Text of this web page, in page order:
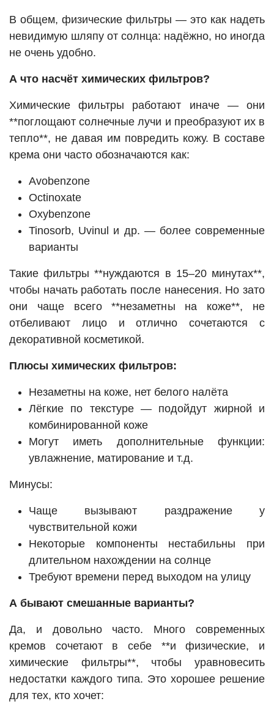
В общем, физические фильтры — это как надеть
невидимую шляпу от солнца: надёжно, но иногда
не очень удобно.
А что насчёт химических фильтров?
Химические фильтры работают иначе — они
**поглощают солнечные лучи и преобразуют их в
тепло**, не давая им повредить кожу. В составе
крема они часто обозначаются как:
Avobenzone
Octinoxate
Oxybenzone
Tinosorb, Uvinul и др. — более современные
варианты
Такие фильтры **нуждаются в 15–20 минутах**,
чтобы начать работать после нанесения. Но зато
они чаще всего **незаметны на коже**, не
отбеливают лицо и отлично сочетаются с
декоративной косметикой.
Плюсы химических фильтров:
Незаметны на коже, нет белого налёта
Лёгкие по текстуре — подойдут жирной и
комбинированной коже
Могут иметь дополнительные функции:
увлажнение, матирование и т.д.
Минусы:
Чаще вызывают раздражение у
чувствительной кожи
Некоторые компоненты нестабильны при
длительном нахождении на солнце
Требуют времени перед выходом на улицу
А бывают смешанные варианты?
Да, и довольно часто. Много современных
кремов сочетают в себе **и физические, и
химические фильтры**, чтобы уравновесить
недостатки каждого типа. Это хорошее решение
для тех, кто хочет: